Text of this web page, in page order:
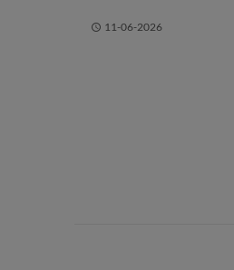
11-06-2026